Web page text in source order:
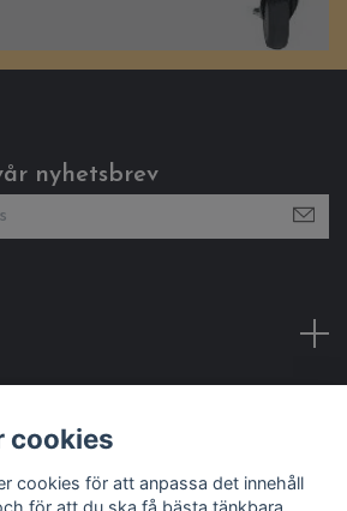
nyhetsbrev
cookies
cookies för att anpassa det innehåll
för att du ska få bästa tänkbara